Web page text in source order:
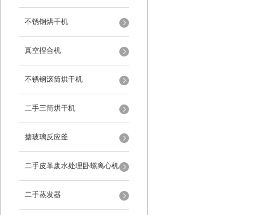
不锈钢烘干机
真空捏合机
不锈钢滚筒烘干机
二手三筒烘干机
搪玻璃反应釜
二手皮革废水处理卧螺离心机
二手蒸发器